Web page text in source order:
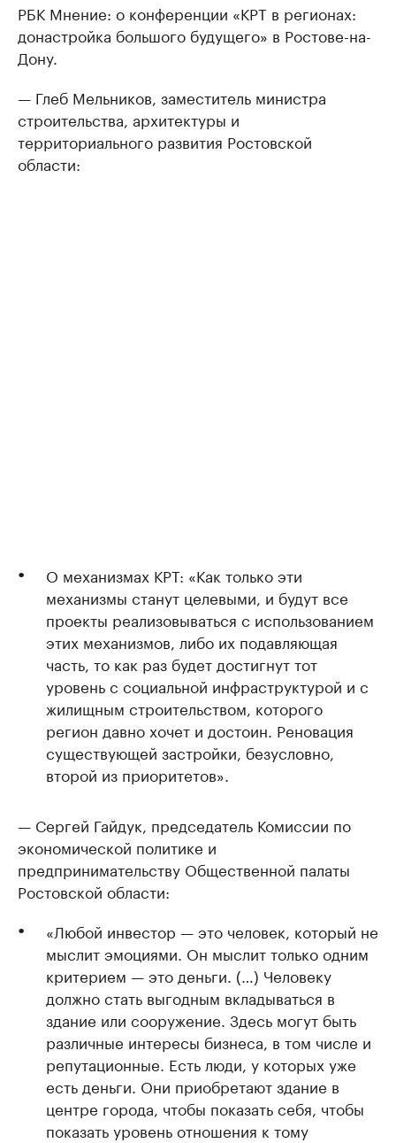
РБК Мнение: о конференции «КРТ в регионах:
донастройка большого будущего» в Ростове-на-
Дону.
— Глеб Мельников, заместитель министра
строительства, архитектуры и
территориального развития Ростовской
области:
О механизмах КРТ: «Как только эти
механизмы станут целевыми, и будут все
проекты реализовываться с использованием
этих механизмов, либо их подавляющая
часть, то как раз будет достигнут тот
уровень с социальной инфраструктурой и с
жилищным строительством, которого
регион давно хочет и достоин. Реновация
существующей застройки, безусловно,
второй из приоритетов».
— Сергей Гайдук, председатель Комиссии по
экономической политике и
предпринимательству Общественной палаты
Ростовской области:
«Любой инвестор — это человек, который не
мыслит эмоциями. Он мыслит только одним
критерием — это деньги. (…) Человеку
должно стать выгодным вкладываться в
здание или сооружение. Здесь могут быть
различные интересы бизнеса, в том числе и
репутационные. Есть люди, у которых уже
есть деньги. Они приобретают здание в
центре города, чтобы показать себя, чтобы
показать уровень отношения к тому